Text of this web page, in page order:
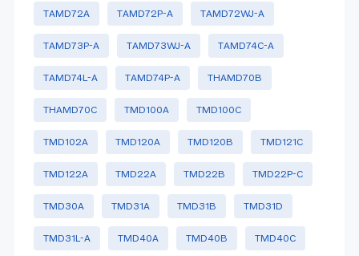
TAMD72A TAMD72P-A TAMD72WJ-A
TAMD73P-A TAMD73WJ-A TAMD74C-A
TAMD74L-A TAMD74P-A THAMD70B
THAMD70C TMD100A TMD100C
TMD102A TMD120A TMD120B TMD121C
TMD122A TMD22A TMD22B TMD22P-C
TMD30A TMD31A TMD31B TMD31D
TMD31L-A TMD40A TMD40B TMD40C